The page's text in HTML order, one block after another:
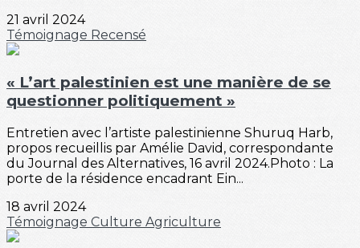
21 avril 2024
Témoignage Recensé
« L’art palestinien est une manière de se
questionner politiquement »
Entretien avec l’artiste palestinienne Shuruq Harb,
propos recueillis par Amélie David, correspondante
du Journal des Alternatives, 16 avril 2024.Photo : La
porte de la résidence encadrant Ein...
18 avril 2024
Témoignage Culture Agriculture